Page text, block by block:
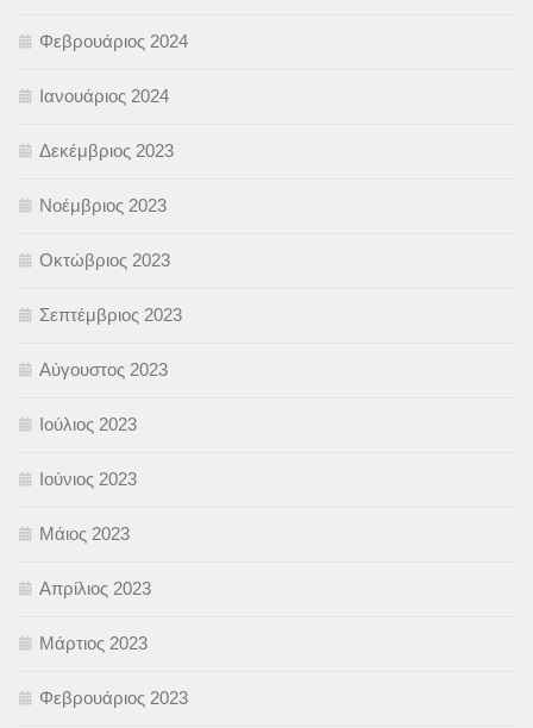
Φεβρουάριος 2024
Ιανουάριος 2024
Δεκέμβριος 2023
Νοέμβριος 2023
Οκτώβριος 2023
Σεπτέμβριος 2023
Αύγουστος 2023
Ιούλιος 2023
Ιούνιος 2023
Μάιος 2023
Απρίλιος 2023
Μάρτιος 2023
Φεβρουάριος 2023